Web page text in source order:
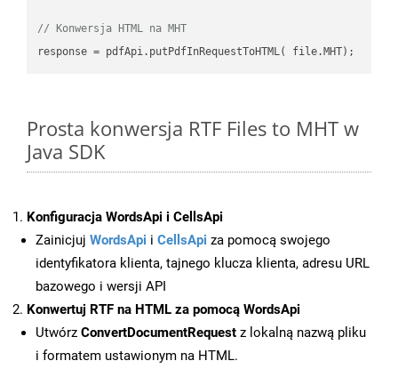
// Konwersja HTML na MHT
Prosta konwersja RTF Files to MHT w
Java SDK
Konfiguracja WordsApi i CellsApi
Zainicjuj WordsApi i CellsApi za pomocą swojego
identyfikatora klienta, tajnego klucza klienta, adresu URL
bazowego i wersji API
Konwertuj RTF na HTML za pomocą WordsApi
Utwórz ConvertDocumentRequest z lokalną nazwą pliku
i formatem ustawionym na HTML.